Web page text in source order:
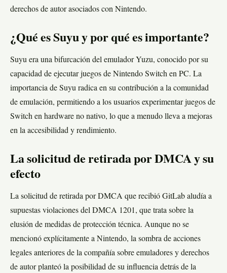
derechos de autor asociados con Nintendo.
¿Qué es Suyu y por qué es importante?
Suyu era una bifurcación del emulador Yuzu, conocido por su
capacidad de ejecutar juegos de Nintendo Switch en PC. La
importancia de Suyu radica en su contribución a la comunidad
de emulación, permitiendo a los usuarios experimentar juegos de
Switch en hardware no nativo, lo que a menudo lleva a mejoras
en la accesibilidad y rendimiento.
La solicitud de retirada por DMCA y su
efecto
La solicitud de retirada por DMCA que recibió GitLab aludía a
supuestas violaciones del DMCA 1201, que trata sobre la
elusión de medidas de protección técnica. Aunque no se
mencionó explícitamente a Nintendo, la sombra de acciones
legales anteriores de la compañía sobre emuladores y derechos
de autor planteó la posibilidad de su influencia detrás de la